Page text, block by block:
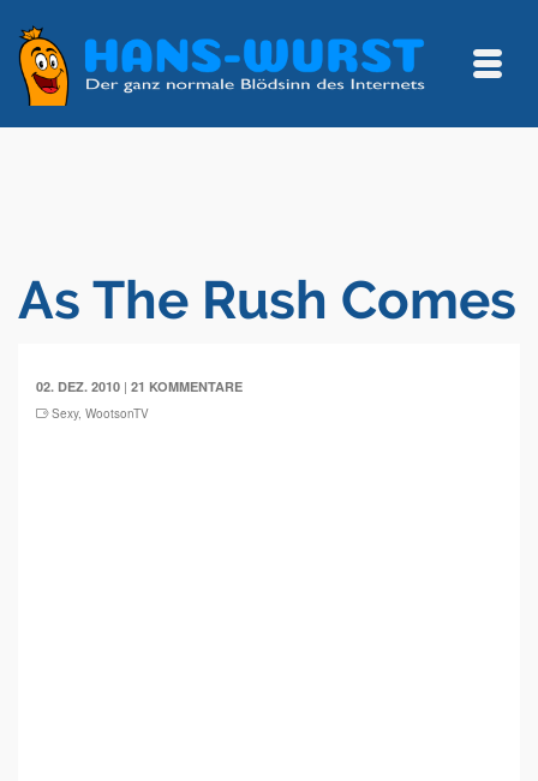
As The Rush Comes
02. DEZ. 2010 | 21 KOMMENTARE
Sexy, WootsonTV